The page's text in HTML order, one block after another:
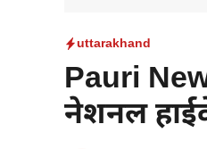
uttarakhand
Pauri
नेशनल हाईवे